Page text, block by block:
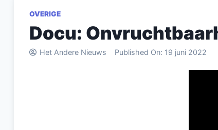
OVERIGE
Docu:
Het Andere Nieuws Published On: 19 juni 2022